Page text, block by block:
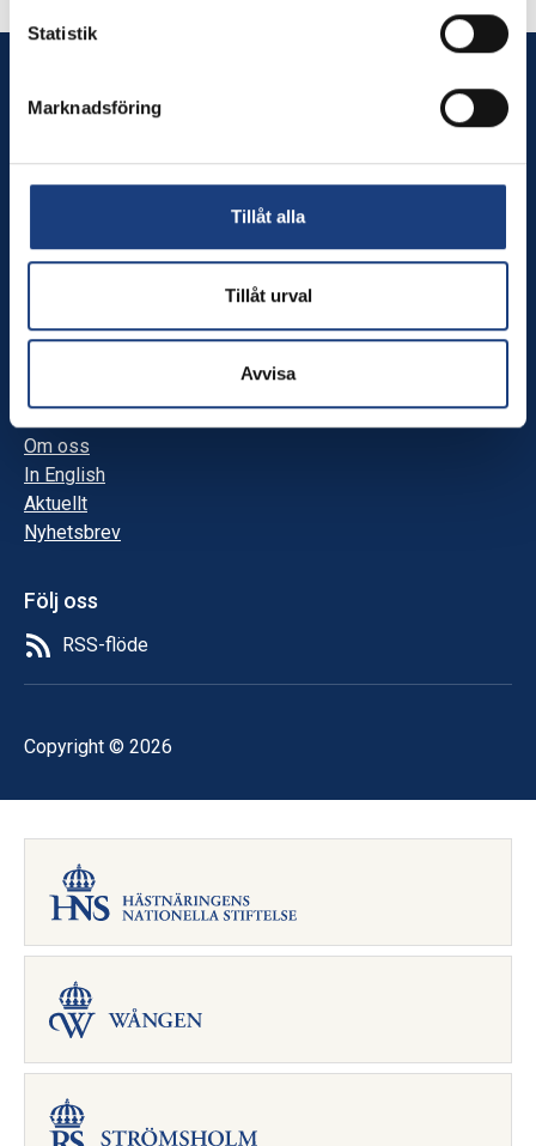
Statistik
Marknadsföring
Tillåt alla
Tillåt urval
Avvisa
forskning samt inom områden som rör hästens relation till
Forskningsprojekt
Stöd hästforskning!
Om oss
In English
Aktuellt
Nyhetsbrev
Följ oss
RSS-flöde
Copyright © 2026